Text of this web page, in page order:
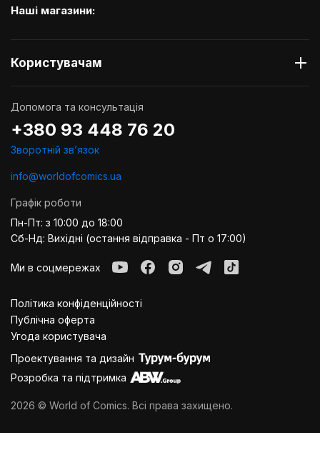
Наші магазини:
Користувачам
Допомога та консультація
+380 93 448 76 20
Зворотній звʼязок
info@worldofcomics.ua
Графік роботи
Пн-Пт: з 10:00 до 18:00
Сб-Нд: Вихідні (остання відправка - Пт о 17:00)
Ми в соцмережах
Політика конфіденційності
Публiчна оферта
Угода користувача
Проектування та дизайн
Розробка та підтримка
2026 © World of Comics. Всі права захищено.